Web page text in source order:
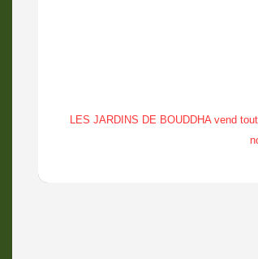
LES JARDINS DE BOUDDHA vend